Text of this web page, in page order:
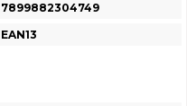
7899882304749
EAN13